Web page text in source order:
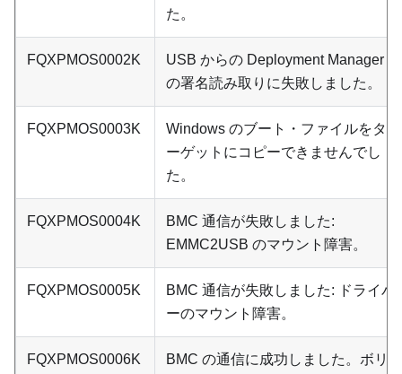
た。
FQXPMOS0002K
USB からの Deployment Manager
の署名読み取りに失敗しました。
FQXPMOS0003K
Windows のブート・ファイルをタ
ーゲットにコピーできませんでし
た。
FQXPMOS0004K
BMC 通信が失敗しました:
EMMC2USB のマウント障害。
FQXPMOS0005K
BMC 通信が失敗しました: ドライバ
ーのマウント障害。
FQXPMOS0006K
BMC の通信に成功しました。ボリ